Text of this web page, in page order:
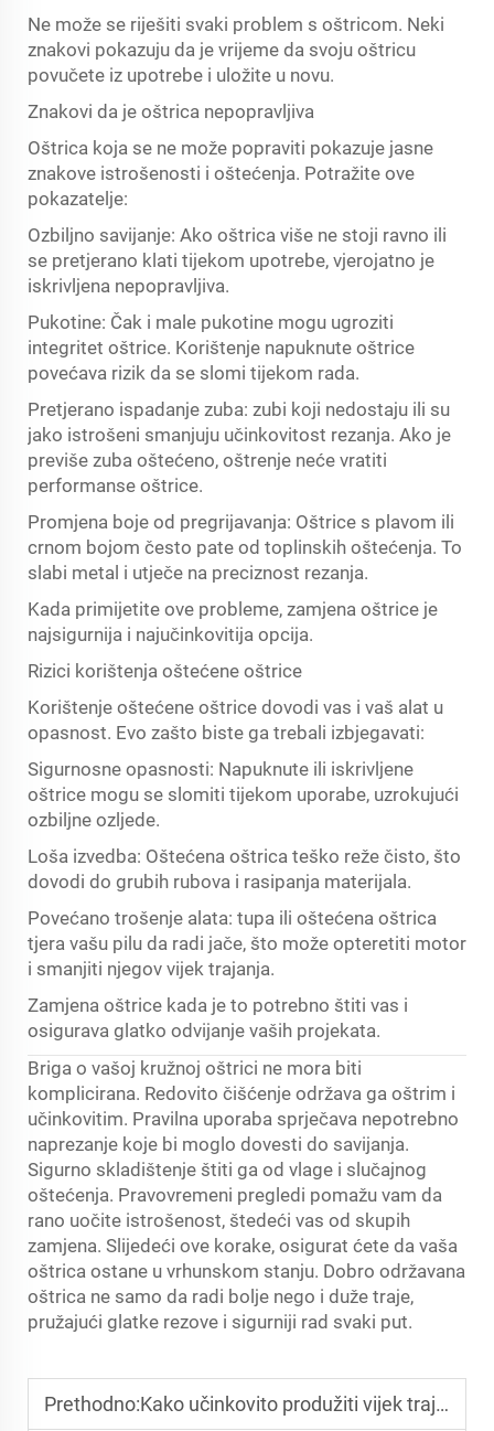
Ne može se riješiti svaki problem s oštricom. Neki
znakovi pokazuju da je vrijeme da svoju oštricu
povučete iz upotrebe i uložite u novu.
Znakovi da je oštrica nepopravljiva
Oštrica koja se ne može popraviti pokazuje jasne
znakove istrošenosti i oštećenja. Potražite ove
pokazatelje:
Ozbiljno savijanje: Ako oštrica više ne stoji ravno ili
se pretjerano klati tijekom upotrebe, vjerojatno je
iskrivljena nepopravljiva.
Pukotine: Čak i male pukotine mogu ugroziti
integritet oštrice. Korištenje napuknute oštrice
povećava rizik da se slomi tijekom rada.
Pretjerano ispadanje zuba: zubi koji nedostaju ili su
jako istrošeni smanjuju učinkovitost rezanja. Ako je
previše zuba oštećeno, oštrenje neće vratiti
performanse oštrice.
Promjena boje od pregrijavanja: Oštrice s plavom ili
crnom bojom često pate od toplinskih oštećenja. To
slabi metal i utječe na preciznost rezanja.
Kada primijetite ove probleme, zamjena oštrice je
najsigurnija i najučinkovitija opcija.
Rizici korištenja oštećene oštrice
Korištenje oštećene oštrice dovodi vas i vaš alat u
opasnost. Evo zašto biste ga trebali izbjegavati:
Sigurnosne opasnosti: Napuknute ili iskrivljene
oštrice mogu se slomiti tijekom uporabe, uzrokujući
ozbiljne ozljede.
Loša izvedba: Oštećena oštrica teško reže čisto, što
dovodi do grubih rubova i rasipanja materijala.
Povećano trošenje alata: tupa ili oštećena oštrica
tjera vašu pilu da radi jače, što može opteretiti motor
i smanjiti njegov vijek trajanja.
Zamjena oštrice kada je to potrebno štiti vas i
osigurava glatko odvijanje vaših projekata.
Briga o vašoj kružnoj oštrici ne mora biti
komplicirana. Redovito čišćenje održava ga oštrim i
učinkovitim. Pravilna uporaba sprječava nepotrebno
naprezanje koje bi moglo dovesti do savijanja.
Sigurno skladištenje štiti ga od vlage i slučajnog
oštećenja. Pravovremeni pregledi pomažu vam da
rano uočite istrošenost, štedeći vas od skupih
zamjena. Slijedeći ove korake, osigurat ćete da vaša
oštrica ostane u vrhunskom stanju. Dobro održavana
oštrica ne samo da radi bolje nego i duže traje,
pružajući glatke rezove i sigurniji rad svaki put.
Prethodno:Kako učinkovito produžiti vijek trajanja okrugle oštrice?